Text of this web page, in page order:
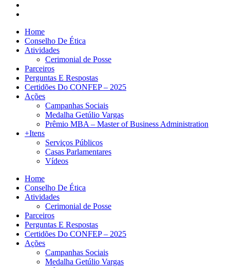
Home
Conselho De Ética
Atividades
Cerimonial de Posse
Parceiros
Perguntas E Respostas
Certidões Do CONFEP – 2025
Ações
Campanhas Sociais
Medalha Getúlio Vargas
Prêmio MBA – Master of Business Administration
+Itens
Serviços Públicos
Casas Parlamentares
Vídeos
Home
Conselho De Ética
Atividades
Cerimonial de Posse
Parceiros
Perguntas E Respostas
Certidões Do CONFEP – 2025
Ações
Campanhas Sociais
Medalha Getúlio Vargas